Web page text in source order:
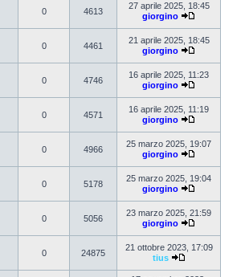
0 4613
27 aprile 2025, 18:45
giorgino
0 4461
21 aprile 2025, 18:45
giorgino
0 4746
16 aprile 2025, 11:23
giorgino
0 4571
16 aprile 2025, 11:19
giorgino
0 4966
25 marzo 2025, 19:07
giorgino
0 5178
25 marzo 2025, 19:04
giorgino
0 5056
23 marzo 2025, 21:59
giorgino
0 24875
21 ottobre 2023, 17:09
tius